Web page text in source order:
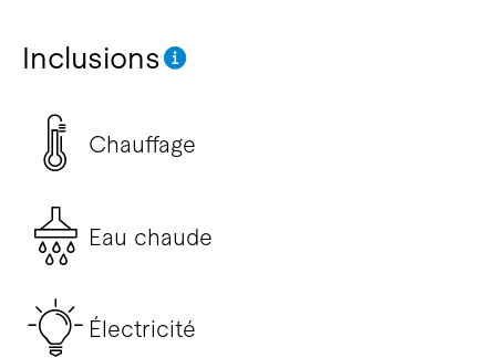
Inclusions
Chauffage
Eau chaude
Électricité